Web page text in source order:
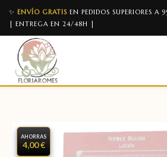
✨ ENVÍO GRATIS EN PEDIDOS SUPERIORES A
| ENTREGA EN 24/48H |
AHORRAS
4,00 €